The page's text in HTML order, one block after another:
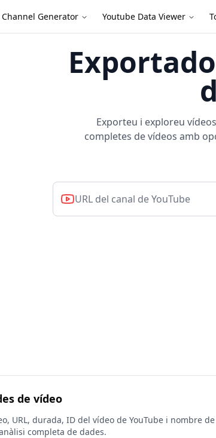
Generator Youtube Data Viewer
Exporteu i exploreu
completes de vídeos amb
de vídeo
URL, durada, ID del vídeo de YouTube i nombre de
completa de dades.